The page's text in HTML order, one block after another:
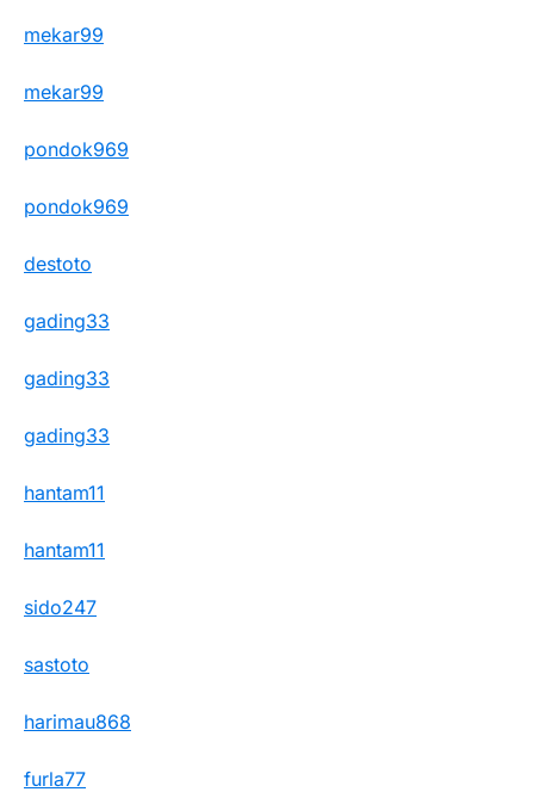
mekar99
mekar99
pondok969
pondok969
destoto
gading33
gading33
gading33
hantam11
hantam11
sido247
sastoto
harimau868
furla77